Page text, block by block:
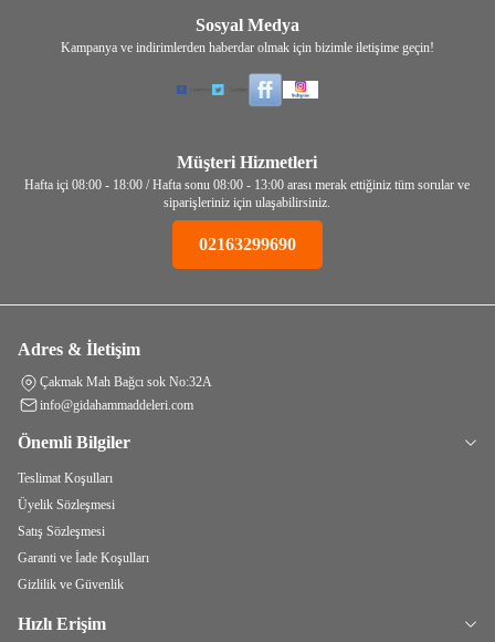
Sosyal Medya
Kampanya ve indirimlerden haberdar olmak için bizimle iletişime geçin!
Müşteri Hizmetleri
Hafta içi 08:00 - 18:00 / Hafta sonu 08:00 - 13:00 arası merak ettiğiniz tüm sorular ve
siparişleriniz için ulaşabilirsiniz.
02163299690
Adres & İletişim
Çakmak Mah Bağcı sok No:32A
info@gidahammaddeleri.com
Önemli Bilgiler
Teslimat Koşulları
Üyelik Sözleşmesi
Satış Sözleşmesi
Garanti ve İade Koşulları
Gizlilik ve Güvenlik
Hızlı Erişim